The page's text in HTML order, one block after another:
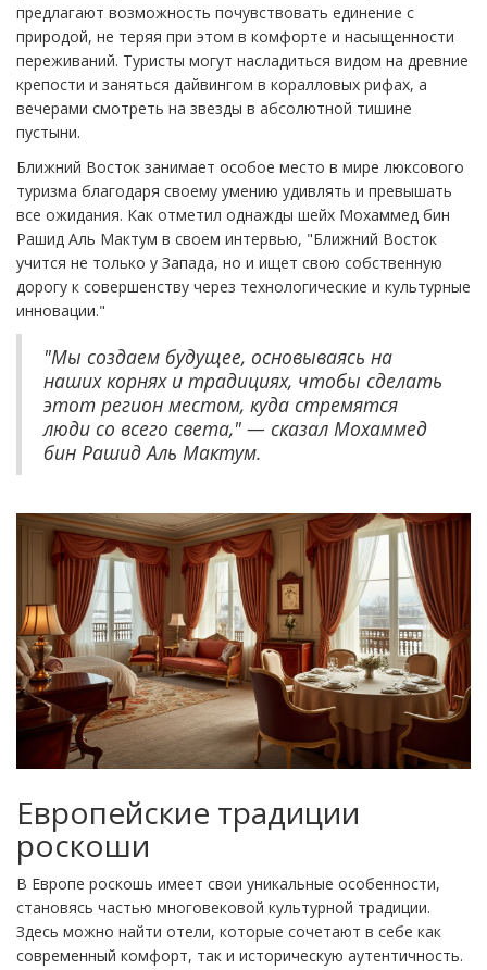
предлагают возможность почувствовать единение с
природой, не теряя при этом в комфорте и насыщенности
переживаний. Туристы могут насладиться видом на древние
крепости и заняться дайвингом в коралловых рифах, а
вечерами смотреть на звезды в абсолютной тишине
пустыни.
Ближний Восток занимает особое место в мире люксового
туризма благодаря своему умению удивлять и превышать
все ожидания. Как отметил однажды шейх Мохаммед бин
Рашид Аль Мактум в своем интервью, "Ближний Восток
учится не только у Запада, но и ищет свою собственную
дорогу к совершенству через технологические и культурные
инновации."
"Мы создаем будущее, основываясь на
наших корнях и традициях, чтобы сделать
этот регион местом, куда стремятся
люди со всего света," — сказал Мохаммед
бин Рашид Аль Мактум.
Европейские традиции
роскоши
В Европе роскошь имеет свои уникальные особенности,
становясь частью многовековой культурной традиции.
Здесь можно найти отели, которые сочетают в себе как
современный комфорт, так и историческую аутентичность.